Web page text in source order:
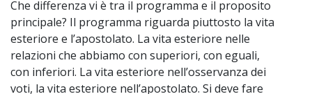
Che differenza vi è tra il programma e il proposito
principale? Il programma riguarda piuttosto la vita
esteriore e l’apostolato. La vita esteriore nelle
relazioni che abbiamo con superiori, con eguali,
con inferiori. La vita esteriore nell’osservanza dei
voti, la vita esteriore nell’apostolato. Si deve fare